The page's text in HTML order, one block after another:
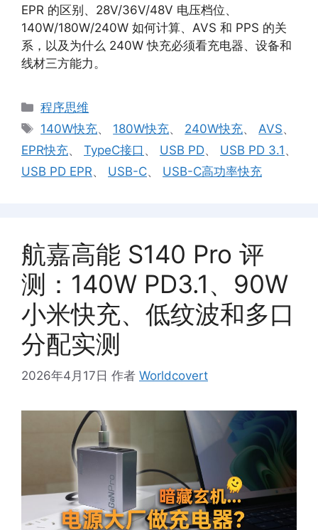
EPR 的区别、28V/36V/48V 电压档位、
140W/180W/240W 如何计算、AVS 和 PPS 的关
系，以及为什么 240W 快充必须看充电器、设备和
线材三方能力。
分
类
程序思维
标
签
140W快充、 180W快充、 240W快充、AVS、
EPR快充、 TypeC接口 、 USB PD、 USB PD 3.1 、
USB PD EPR、 USB-C、 USB-C高功率快充
航嘉高能 S140 Pro 评
测：140W PD3.1、90W
小米快充、低纹波和多口
分配实测
2026年4月17日 作者 Worldcovert